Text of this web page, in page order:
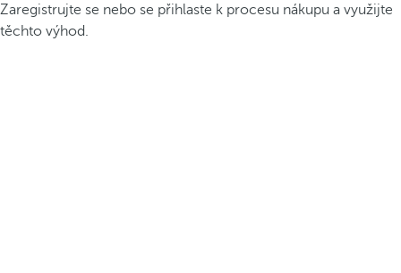
Zaregistrujte se nebo se přihlaste k procesu nákupu a využijte
těchto výhod.